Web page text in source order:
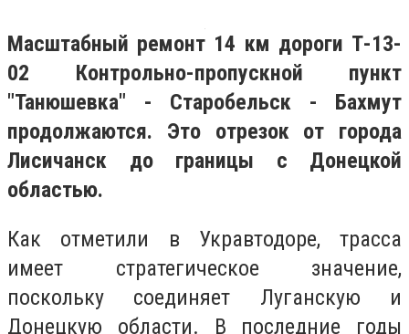
Масштабный ремонт 14 км дороги Т-13-
02 Контрольно-пропускной пункт
"Танюшевка" - Старобельск - Бахмут
продолжаются. Это отрезок от города
Лисичанск до границы с Донецкой
областью.
Как отметили в Укравтодоре, трасса
имеет стратегическое значение,
поскольку соединяет Луганскую и
Донецкую области. В последние годы